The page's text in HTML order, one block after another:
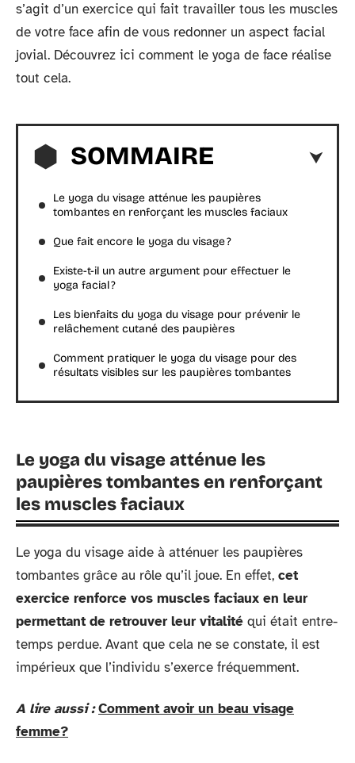
s’agit d’un exercice qui fait travailler tous les muscles
de votre face afin de vous redonner un aspect facial
jovial. Découvrez ici comment le yoga de face réalise
tout cela.
SOMMAIRE
Le yoga du visage atténue les paupières
tombantes en renforçant les muscles faciaux
Que fait encore le yoga du visage ?
Existe-t-il un autre argument pour effectuer le
yoga facial ?
Les bienfaits du yoga du visage pour prévenir le
relâchement cutané des paupières
Comment pratiquer le yoga du visage pour des
résultats visibles sur les paupières tombantes
Le yoga du visage atténue les
paupières tombantes en renforçant
les muscles faciaux
Le yoga du visage aide à atténuer les paupières
tombantes grâce au rôle qu’il joue. En effet, cet
exercice renforce vos muscles faciaux en leur
permettant de retrouver leur vitalité qui était entre-
temps perdue. Avant que cela ne se constate, il est
impérieux que l’individu s’exerce fréquemment.
A lire aussi : Comment avoir un beau visage
femme?